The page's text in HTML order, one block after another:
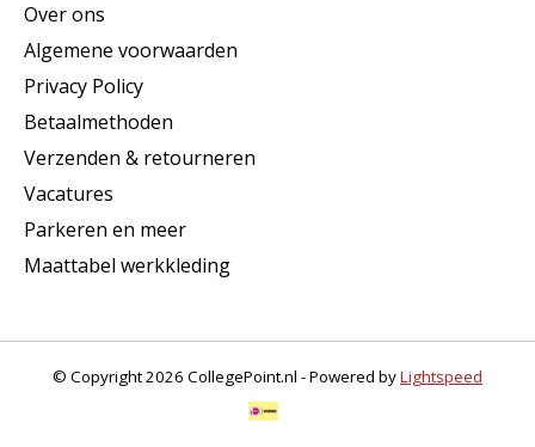
Over ons
Algemene voorwaarden
Privacy Policy
Betaalmethoden
Verzenden & retourneren
Vacatures
Parkeren en meer
Maattabel werkkleding
© Copyright 2026 CollegePoint.nl - Powered byLightspeed